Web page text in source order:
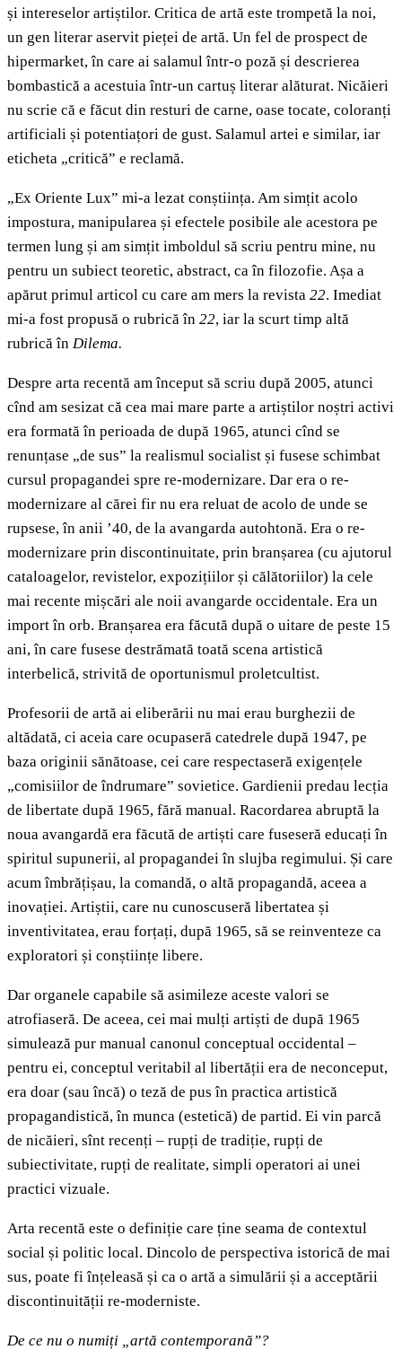
și intereselor artiștilor. Critica de artă este trompetă la noi,
un gen literar aservit pieței de artă. Un fel de prospect de
hipermarket, în care ai salamul într-o poză și descrierea
bombastică a acestuia într-un cartuș literar alăturat. Nicăieri
nu scrie că e făcut din resturi de carne, oase tocate, coloranți
artificiali și potentiațori de gust. Salamul artei e similar, iar
eticheta „critică” e reclamă.
„Ex Oriente Lux” mi-a lezat conștiința. Am simțit acolo
impostura, manipularea și efectele posibile ale acestora pe
termen lung și am simțit imboldul să scriu pentru mine, nu
pentru un subiect teoretic, abstract, ca în filozofie. Așa a
apărut primul articol cu care am mers la revista 22. Imediat
mi-a fost propusă o rubrică în 22, iar la scurt timp altă
rubrică în Dilema.
Despre arta recentă am început să scriu după 2005, atunci
cînd am sesizat că cea mai mare parte a artiștilor noștri activi
era formată în perioada de după 1965, atunci cînd se
renunțase „de sus” la realismul socialist și fusese schimbat
cursul propagandei spre re-modernizare. Dar era o re-
modernizare al cărei fir nu era reluat de acolo de unde se
rupsese, în anii ’40, de la avangarda autohtonă. Era o re-
modernizare prin discontinuitate, prin branșarea (cu ajutorul
cataloagelor, revistelor, expozițiilor și călătoriilor) la cele
mai recente mișcări ale noii avangarde occidentale. Era un
import în orb. Branșarea era făcută după o uitare de peste 15
ani, în care fusese destrămată toată scena artistică
interbelică, strivită de oportunismul proletcultist.
Profesorii de artă ai eliberării nu mai erau burghezii de
altădată, ci aceia care ocupaseră catedrele după 1947, pe
baza originii sănătoase, cei care respectaseră exigențele
„comisiilor de îndrumare” sovietice. Gardienii predau lecția
de libertate după 1965, fără manual. Racordarea abruptă la
noua avangardă era făcută de artiști care fuseseră educați în
spiritul supunerii, al propagandei în slujba regimului. Și care
acum îmbrățișau, la comandă, o altă propagandă, aceea a
inovației. Artiștii, care nu cunoscuseră libertatea și
inventivitatea, erau forțați, după 1965, să se reinventeze ca
exploratori și conștiințe libere.
Dar organele capabile să asimileze aceste valori se
atrofiaseră. De aceea, cei mai mulți artiști de după 1965
simulează pur manual canonul conceptual occidental –
pentru ei, conceptul veritabil al libertății era de neconceput,
era doar (sau încă) o teză de pus în practica artistică
propagandistică, în munca (estetică) de partid. Ei vin parcă
de nicăieri, sînt recenți – rupți de tradiție, rupți de
subiectivitate, rupți de realitate, simpli operatori ai unei
practici vizuale.
Arta recentă este o definiție care ține seama de contextul
social și politic local. Dincolo de perspectiva istorică de mai
sus, poate fi înțeleasă și ca o artă a simulării și a acceptării
discontinuității re-moderniste.
De ce nu o numiți „artă contemporană”?